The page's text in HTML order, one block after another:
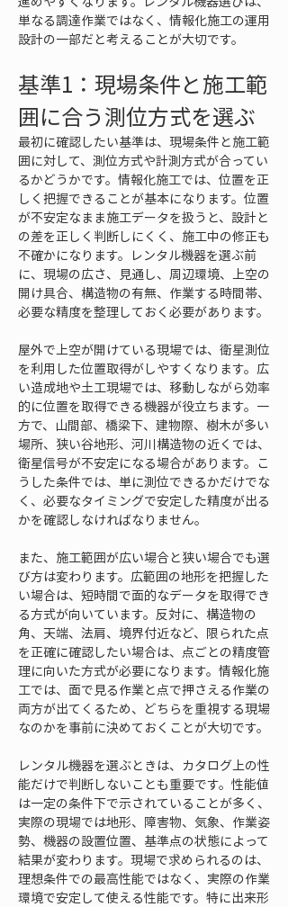
単なる調達作業ではなく、情報化施工の運用
設計の一部だと考えることが大切です。
基準1：現場条件と施工範
囲に合う測位方式を選ぶ
最初に確認したい基準は、現場条件と施工範
囲に対して、測位方式や計測方式が合ってい
るかどうかです。情報化施工では、位置を正
しく把握できることが基本になります。位置
が不安定なまま施工データを扱うと、設計と
の差を正しく判断しにくく、施工中の修正も
不確かになります。レンタル機器を選ぶ前
に、現場の広さ、見通し、周辺環境、上空の
開け具合、構造物の有無、作業する時間帯、
必要な精度を整理しておく必要があります。
屋外で上空が開けている現場では、衛星測位
を利用した位置取得がしやすくなります。広
い造成地や土工現場では、移動しながら効率
的に位置を取得できる機器が役立ちます。一
方で、山間部、橋梁下、建物際、樹木が多い
場所、狭い谷地形、河川構造物の近くでは、
衛星信号が不安定になる場合があります。こ
うした条件では、単に測位できるかだけでな
く、必要なタイミングで安定した精度が出る
かを確認しなければなりません。
また、施工範囲が広い場合と狭い場合でも選
び方は変わります。広範囲の地形を把握した
い場合は、短時間で面的なデータを取得でき
る方式が向いています。反対に、構造物の
角、天端、法肩、境界付近など、限られた点
を正確に確認したい場合は、点ごとの精度管
理に向いた方式が必要になります。情報化施
工では、面で見る作業と点で押さえる作業の
両方が出てくるため、どちらを重視する現場
なのかを事前に決めておくことが大切です。
レンタル機器を選ぶときは、カタログ上の性
能だけで判断しないことも重要です。性能値
は一定の条件下で示されていることが多く、
実際の現場では地形、障害物、気象、作業姿
勢、機器の設置位置、基準点の状態によって
結果が変わります。現場で求められるのは、
理想条件での最高性能ではなく、実際の作業
環境で安定して使える性能です。特に出来形